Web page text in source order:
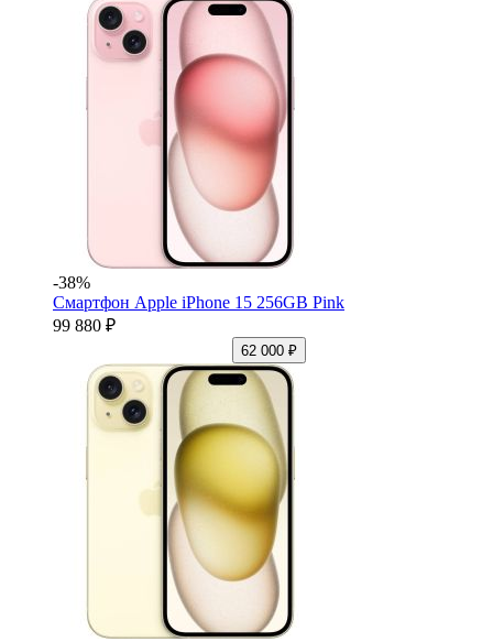
-38%
Смартфон Apple iPhone 15 256GB Pink
99 880 ₽
62 000 ₽